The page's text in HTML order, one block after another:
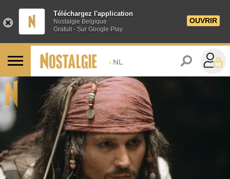
Téléchargez l'application
Nostalgie Belgique
Gratuit - Sur Google Play
OUVRIR
> NL